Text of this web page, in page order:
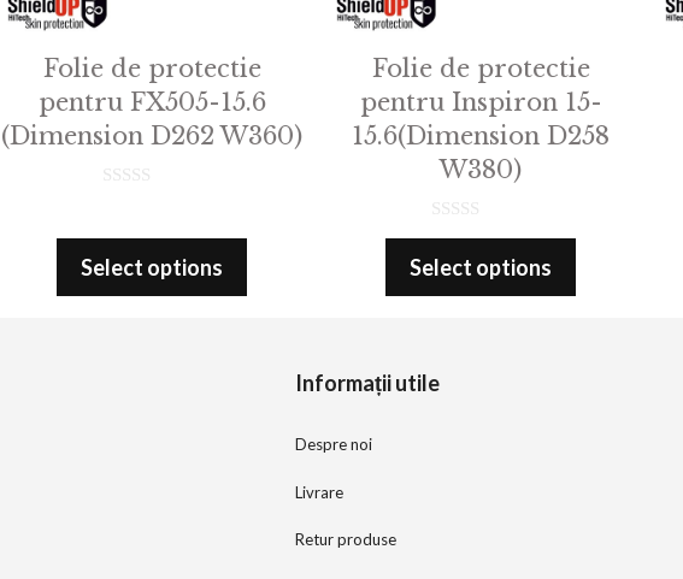
Folie de protectie
pentru FX505-15.6
(Dimension D262 W360)
u
t
o
f
Select options
Folie de protectie
pentru Inspiron 15-
15.6(Dimension D258
W380)
0
u
Select options
Informații utile
Despre noi
Livrare
Retur produse